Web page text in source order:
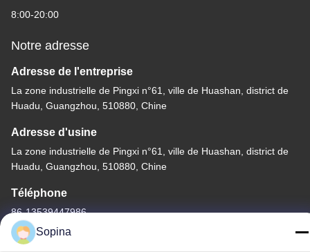
8:00-20:00
Notre adresse
Adresse de l'entreprise
La zone industrielle de Pingxi n°61, ville de Huashan, district de
Huadu, Guangzhou, 510880, Chine
Adresse d'usine
La zone industrielle de Pingxi n°61, ville de Huashan, district de
Huadu, Guangzhou, 510880, Chine
Téléphone
86-13539447986
Sopina